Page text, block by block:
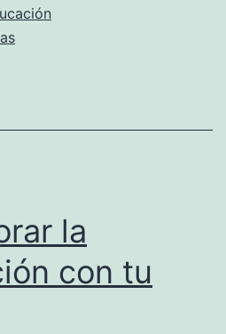
aprendan
la
con tu